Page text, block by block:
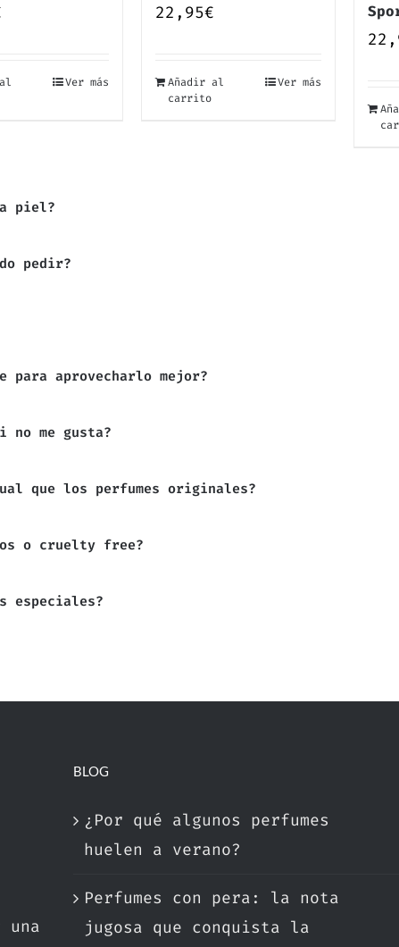
Ver más
22,95€
Añadir al
carrito
Ver más
piel?
pedir?
para aprovecharlo mejor?
no me gusta?
que los perfumes originales?
o cruelty free?
especiales?
una
BLOG
¿Por qué algunos perfumes
huelen a verano?
Perfumes con pera: la nota
jugosa que conquista la